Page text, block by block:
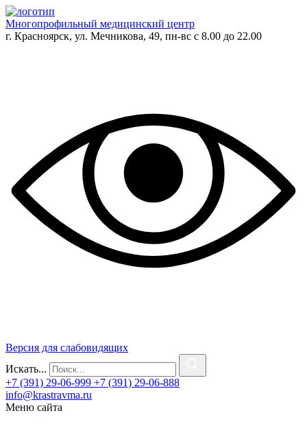
Многопрофильный медицинский центр
г. Красноярск, ул. Мечникова, 49, пн-вс с 8.00 до 22.00
Версия для слабовидящих
Искать...
+7 (391) 29-06-999 +7 (391) 29-06-888
info@krastravma.ru
Меню сайта